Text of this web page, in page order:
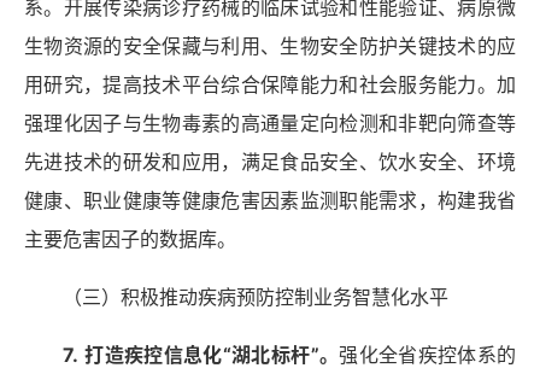
系。开展传染病诊疗药械的临床试验和性能验证、病原微
生物资源的安全保藏与利用、生物安全防护关键技术的应
用研究，提高技术平台综合保障能力和社会服务能力。加
强理化因子与生物毒素的高通量定向检测和非靶向筛查等
先进技术的研发和应用，满足食品安全、饮水安全、环境
健康、职业健康等健康危害因素监测职能需求，构建我省
主要危害因子的数据库。
（三）积极推动疾病预防控制业务智慧化水平
7. 打造疾控信息化“湖北标杆”。强化全省疾控体系的